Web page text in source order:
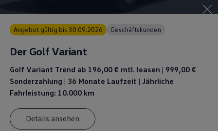
Lifestyle
Transport
Familie
Volkswagen R
Volkswagen Kundenbetreuung
Angebot gültig bis 30.09.2026 Geschäftskunden
Der Golf Variant
Golf Variant Trend ab 196,00 € mtl. leasen | 999,00 €
Sonderzahlung | 36 Monate Laufzeit | Jährliche
Fahrleistung: 10.000 km
Details ansehen